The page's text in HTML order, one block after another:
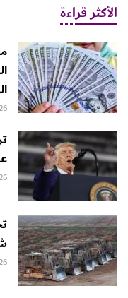
الأكثر قراءة